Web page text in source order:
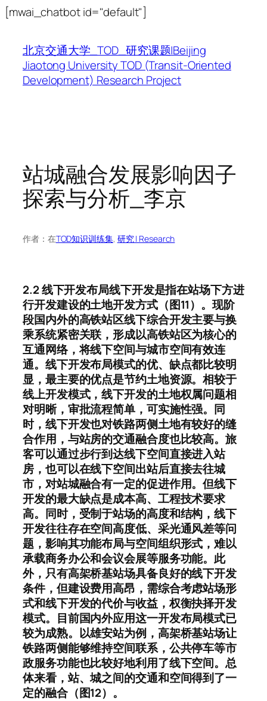
[mwai_chatbot id="default"]
内
容
北京交通大学_TOD_研究课题|Beijing
Jiaotong University TOD (Transit-Oriented
Development) Research Project
站城融合发展影响因子
探索与分析_李京
作者： 在TOD知识训练集, 研究 | Research
2.2 线下开发布局线下开发是指在站场下方进
行开发建设的土地开发方式（图11）。现阶
段国内外的高铁站区线下综合开发主要与换
乘系统紧密关联，形成以高铁站区为核心的
互通网络，将线下空间与城市空间有效连
通。线下开发布局模式的优、缺点都比较明
显，最主要的优点是节约土地资源。相较于
线上开发模式，线下开发的土地权属问题相
对明晰，审批流程简单，可实施性强。同
时，线下开发也对铁路两侧土地有较好的缝
合作用，与站房的交通融合度也比较高。旅
客可以通过步行到达线下空间直接进入站
房，也可以在线下空间出站后直接去往城
市，对站城融合有一定的促进作用。但线下
开发的最大缺点是成本高、工程技术要求
高。同时，受制于站场的高度和结构，线下
开发往往存在空间高度低、采光通风差等问
题，影响其功能布局与空间组织形式，难以
承载商务办公和会议会展等服务功能。此
外，只有高架桥基站场具备良好的线下开发
条件，但建设费用高昂，需综合考虑站场形
式和线下开发的代价与收益，权衡抉择开发
模式。目前国内外应用这一开发布局模式已
较为成熟。以雄安站为例，高架桥基站场让
铁路两侧能够维持空间联系，公共停车等市
政服务功能也比较好地利用了线下空间。总
体来看，站、城之间的交通和空间得到了一
定的融合（图12）。